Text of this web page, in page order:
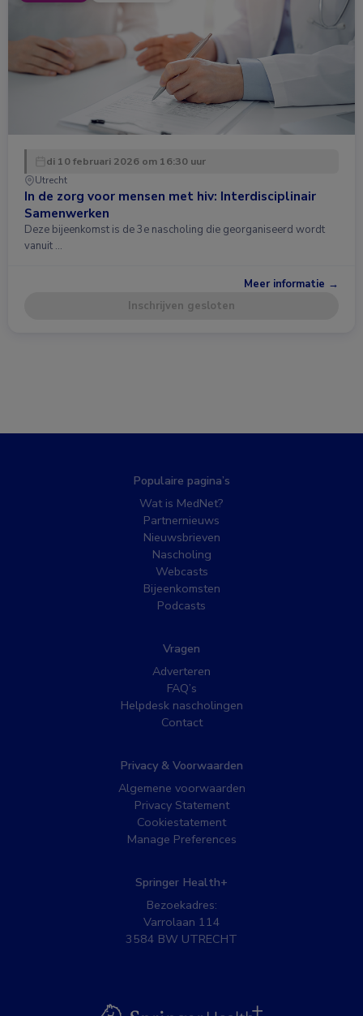
di 10 februari 2026 om 16:30 uur
Utrecht
In de zorg voor mensen met hiv: Interdisciplinair
Samenwerken
Deze bijeenkomst is de 3e nascholing die georganiseerd wordt
vanuit …
Meer informatie →
Inschrijven gesloten
Populaire pagina’s
Wat is MedNet?
Partnernieuws
Nieuwsbrieven
Nascholing
Webcasts
Bijeenkomsten
Podcasts
Vragen
Adverteren
FAQ’s
Helpdesk nascholingen
Contact
Privacy & Voorwaarden
Algemene voorwaarden
Privacy Statement
Cookiestatement
Manage Preferences
Springer Health+
Bezoekadres:
Varrolaan 114
3584 BW UTRECHT